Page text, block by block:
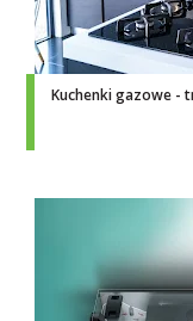
Kuchenki gazowe -